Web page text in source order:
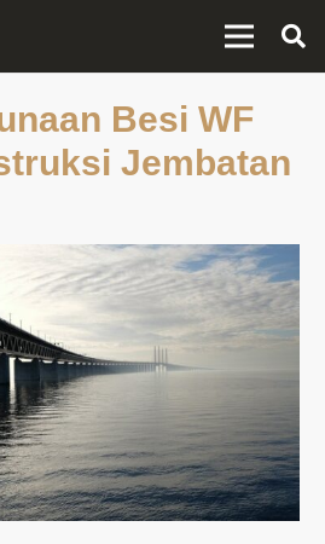
Besi WF
Jembatan